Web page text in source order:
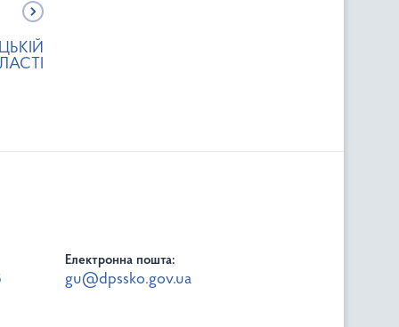
Електронна пошта:
gu@dpssko.gov.ua